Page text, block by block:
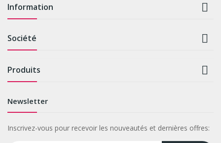
Information 
Société 
Produits 
Newsletter
Inscrivez-vous pour recevoir les nouveautés et dernières offres: